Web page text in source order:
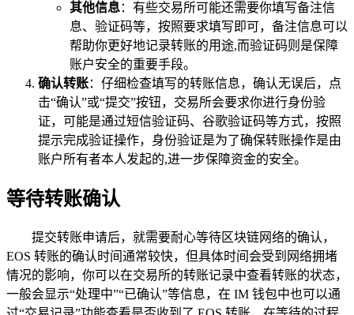
其他信息：有些交易所可能还需要你填写备注信
息、验证码等，按照要求填写即可，备注信息可以
帮助你更好地记录转账的用途,而验证码则是保障
账户安全的重要手段。
确认转账：仔细检查填写的转账信息，确认无误后，点
击“确认”或“提交”按钮，交易所会要求你进行身份验
证，可能是通过短信验证码、谷歌验证码等方式，按照
提示完成验证操作，身份验证是为了确保转账操作是由
账户所有者本人发起的,进一步保障资金的安全。
等待转账确认
提交转账申请后，就需要耐心等待区块链网络的确认，
EOS 转账的确认时间通常较快，但具体时间会受到网络拥堵
情况的影响，你可以在交易所的转账记录中查看转账的状态，
一般会显示“处理中”“已确认”等信息，在 IM 钱包中也可以通